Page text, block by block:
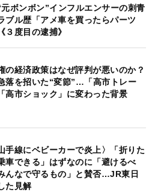
ボンボン”インフルエンサーの刺青
ブル歴「アメ車を買ったらパーツ
度目の逮捕》
の経済政策はなぜ評判が悪いのか？
落を招いた“変節”…「高市トレー
高市ショック」に変わった背景
手線にベビーカーで炎上〉「折りた
車できる」はずなのに「避けるべ
んなで守るもの」と賛否…JR東日
た見解